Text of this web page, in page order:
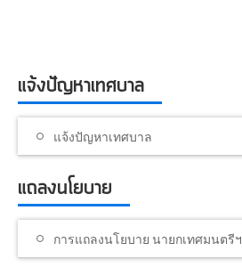
แจ้งปัญหาเทศบาล
แจ้งปัญหาเทศบาล
แถลงนโยบาย
การแถลงนโยบาย นายกเทศมนตรีฯ